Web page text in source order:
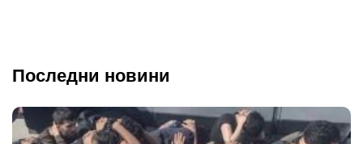
Последни новини